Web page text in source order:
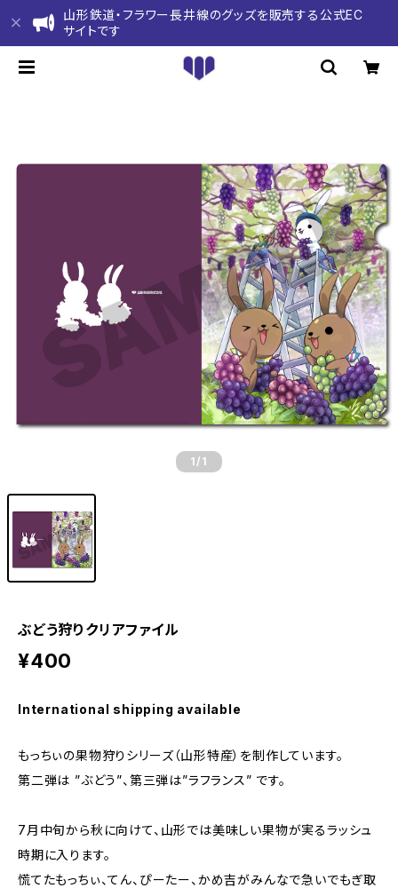
山形鉄道・フラワー長井線のグッズを販売する公式EC
サイトです
1 /1
ぶどう狩りクリアファイル
¥400
International shipping available
もっちぃの果物狩りシリーズ（山形特産）を制作しています。
第二弾は ”ぶどう”、第三弾は”ラフランス” です。
7月中旬から秋に向けて、山形では美味しい果物が実るラッシュ
時期に入ります。
慌てたもっちぃ、てん、ぴーたー、かめ吉がみんなで急いでもぎ取